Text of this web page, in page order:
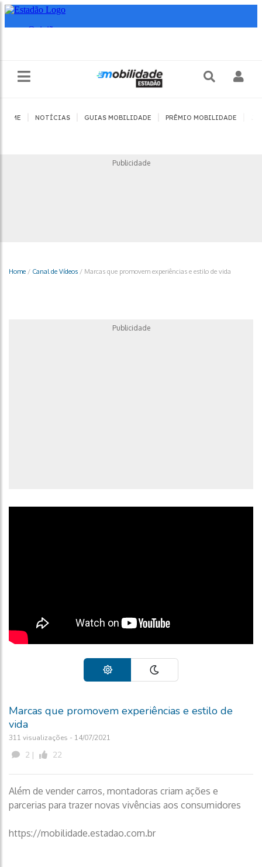
HOME NOTÍCIAS GUIAS MOBILIDADE PRÊMIO MOBILIDADE
Publicidade
Home / Canal de Vídeos / Marcas que promovem experiências e estilo de vida
Publicidade
Marcas que promovem experiências e estilo de
vida
311 visualizações - 14/07/2021
2 | 22
Além de vender carros, montadoras criam ações e
parcerias para trazer novas vivências aos consumidores
https://mobilidade.estadao.com.br